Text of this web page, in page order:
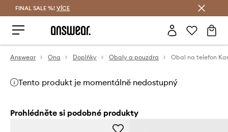
FINAL SALE %! VÍCE
Answear Ona Doplňky Obaly a pouzdra
Tento produkt je momentálně nedostupný
Prohlédněte si podobné produkty